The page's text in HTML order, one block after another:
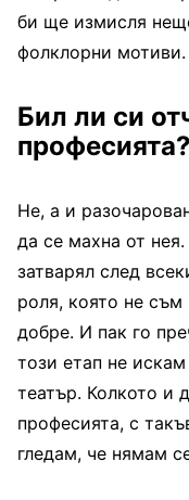
би ще измисля
фолклорни мотиви.
Бил ли си
професията?
Не, а и
да се махна от
затварял след
роля, която не
добре. И пак го
този етап не
театър. Колкото и
професията, с
гледам, че нямам